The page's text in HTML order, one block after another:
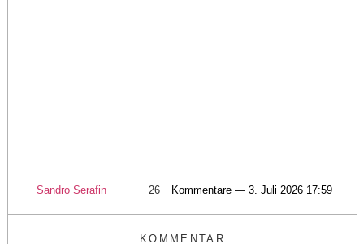
Sandro Serafin 26 Kommentare — 3. Juli 2026 17:59
KOMMENTAR